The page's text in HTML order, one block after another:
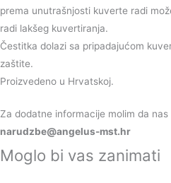
prema unutrašnjosti kuverte radi
radi lakšeg kuvertiranja.
Čestitka dolazi sa pripadajućom
zaštite.
Proizvedeno u Hrvatskoj.
Za dodatne informacije molim da
narudzbe@angelus-mst.hr
Moglo bi vas zanimati